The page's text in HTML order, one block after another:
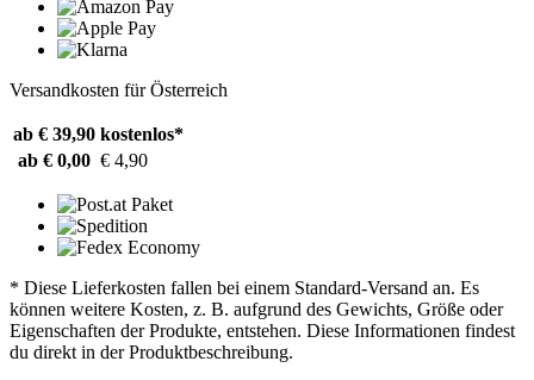
Versandkosten für Österreich
ab € 39,90 kostenlos*
ab € 0,00 € 4,90
* Diese Lieferkosten fallen bei einem Standard-Versand an. Es
können weitere Kosten, z. B. aufgrund des Gewichts, Größe oder
Eigenschaften der Produkte, entstehen. Diese Informationen findest
du direkt in der Produktbeschreibung.